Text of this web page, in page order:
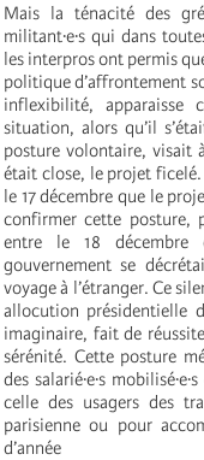
Mais la ténacité des
militant·e·s qui dans
les interpros ont permis
politique d’affrontement
inflexibilité, apparaisse
situation, alors qu’il
posture volontaire, visait
était close, le projet
le 17 décembre que le
confirmer cette posture,
entre le 18
gouvernement se
voyage à l’étranger. Ce
allocution présidentielle
imaginaire, fait de
sérénité. Cette posture
des salarié·e·s
celle des usagers des
parisienne ou pour
d’année